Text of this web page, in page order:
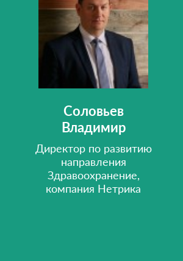
Соловьев
Владимир
Директор по развитию
направления
Здравоохранение,
компания Нетрика